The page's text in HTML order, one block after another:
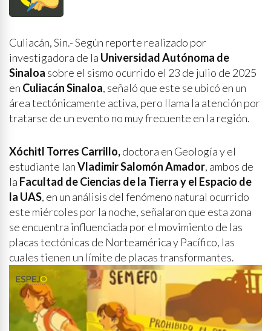
Culiacán, Sin.- Según reporte realizado por
investigadora de la Universidad Autónoma de
Sinaloa sobre el sismo ocurrido el 23 de julio de 2025
en Culiacán Sinaloa, señaló que este se ubicó en un
área tectónicamente activa, pero llama la atención por
tratarse de un evento no muy frecuente en la región.
Xóchitl Torres Carrillo,doctora en Geología y el
estudiante IanVladimir Salomón Amador, ambos de
la Facultad de Ciencias de la Tierra y el Espacio de
la UAS, en un análisis del fenómeno natural ocurrido
este miércoles por la noche, señalaron que esta zona
se encuentra influenciada por el movimiento de las
placas tectónicas de Norteamérica y Pacífico, las
cuales tienen un límite de placas transformantes.